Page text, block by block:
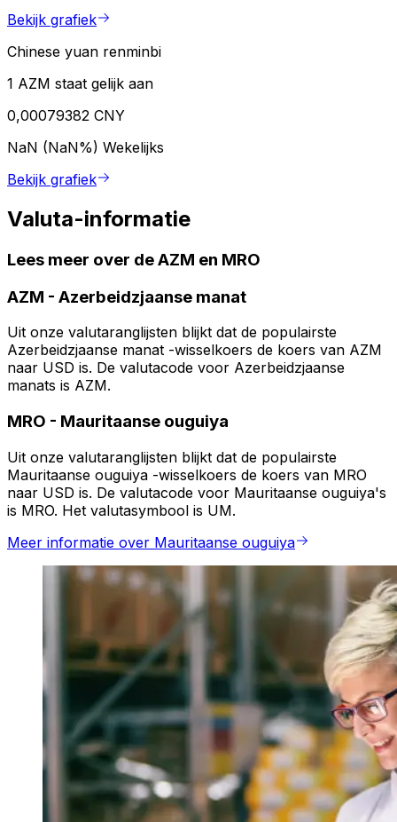
Bekijk grafiek
Chinese yuan renminbi
1 AZM staat gelijk aan
0,00079382 CNY
NaN (NaN%) Wekelijks
Bekijk grafiek
Valuta-informatie
Lees meer over de AZM en MRO
AZM - Azerbeidzjaanse manat
Uit onze valutaranglijsten blijkt dat de populairste
Azerbeidzjaanse manat -wisselkoers de koers van AZM
naar USD is. De valutacode voor Azerbeidzjaanse
manats is AZM.
MRO - Mauritaanse ouguiya
Uit onze valutaranglijsten blijkt dat de populairste
Mauritaanse ouguiya -wisselkoers de koers van MRO
naar USD is. De valutacode voor Mauritaanse ouguiya's
is MRO. Het valutasymbool is UM.
Meer informatie over Mauritaanse ouguiya